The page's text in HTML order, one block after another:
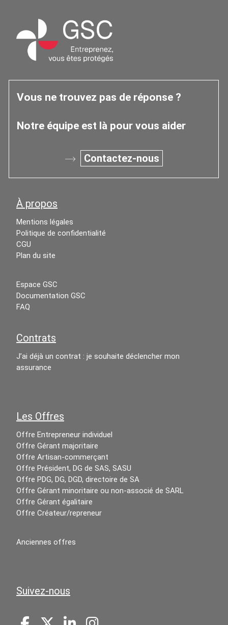
Vous ne trouvez pas de réponse ?
Notre équipe est là pour vous aider
Contactez-nous
À propos
Mentions légales
Politique de confidentialité
CGU
Plan du site
Espace GSC
Documentation GSC
FAQ
Contrats
J’ai déjà un contrat : je souhaite déclencher mon
assurance
Les Offres
Offre Entrepreneur individuel
Offre Gérant majoritaire
Offre Artisan-commerçant
Offre Président, DG de SAS, SASU
Offre PDG, DG, DGD, directoire de SA
Offre Gérant minoritaire ou non-associé de SARL
Offre Gérant égalitaire
Offre Créateur/repreneur
Anciennes offres
Suivez-nous